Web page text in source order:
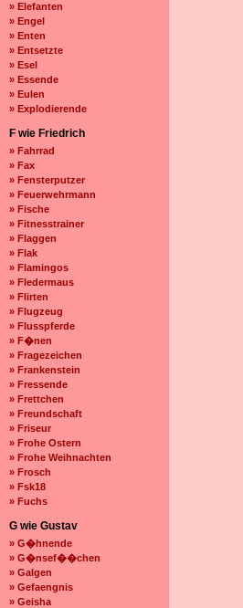
» Elefanten
» Engel
» Enten
» Entsetzte
» Esel
» Essende
» Eulen
» Explodierende
F wie Friedrich
» Fahrrad
» Fax
» Fensterputzer
» Feuerwehrmann
» Fische
» Fitnesstrainer
» Flaggen
» Flak
» Flamingos
» Fledermaus
» Flirten
» Flugzeug
» Flusspferde
» F�nen
» Fragezeichen
» Frankenstein
» Fressende
» Frettchen
» Freundschaft
» Friseur
» Frohe Ostern
» Frohe Weihnachten
» Frosch
» Fsk18
» Fuchs
G wie Gustav
» G�hnende
» G�nsef��chen
» Galgen
» Gefaengnis
» Geisha